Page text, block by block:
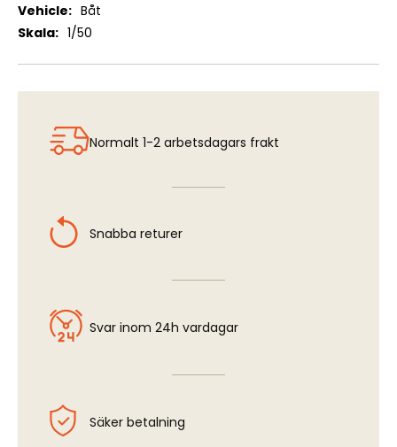
Mer
information
Båt
1/50
Normalt 1-2 arbetsdagars frakt
Snabba returer
Svar inom 24h vardagar
Säker betalning